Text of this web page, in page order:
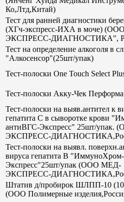
Ко,Лтд,Китай)
Тест для ранней диагностики
(ХГч-экспресс-ИХА в моче)
ЭКСПРЕСС-ДИАГНОСТИКА",
Тест на определение алкоголя в
"Алкосенсор"(25шт/упак)
Тест-полоски One Touch Select
Тест-полоски Акку-Чек
Тест-полоски на выяв.антител к
гепатита С в сыворотке крови
антиВГС-Экспресс" 25шт/
ЭКСПРЕСС-
Тест-полоски на выявл.
вируса гепатита В
Экспресс"25шт/упак (ООО МЕД-
ЭКСПРЕСС-
Штатив д/пробирок ШЛПП-10 (10
(ООО Полимерные